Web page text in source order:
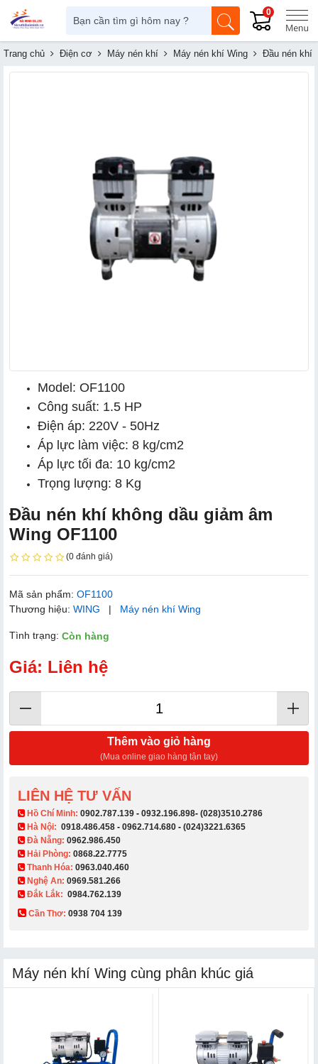
0
Trang chủ Điện cơ Máy nén khí Máy nén khí Wing Đầu nén khí
Model: OF1100
Công suất: 1.5 HP
Điện áp: 220V - 50Hz
Áp lực làm việc: 8 kg/cm2
Áp lực tối đa: 10 kg/cm2
Trọng lượng: 8 Kg
Đầu nén khí không dầu giảm âm
Wing OF1100
(0 đánh giá)
Mã sản phẩm: OF1100
Thương hiệu: WING | Máy nén khí Wing
Tình trạng: Còn hàng
Giá: Liên hệ
Thêm vào giỏ hàng
(Mua online giao hàng tận tay)
LIÊN HỆ TƯ VẤN
​ Hồ Chí Minh: 0902.787.139 - 0932.196.898- (028)3510.2786
Hà Nội: 0918.486.458 - 0962.714.680 - (024)3221.6365
Đà Nẵng: 0962.986.450
Hải Phòng: 0868.22.7775
Thanh Hóa: 0963.040.460
Nghệ An: 0969.581.266
Đắk Lắk: 0984.762.139
Cần Thơ: 0938 704 139​
Máy nén khí Wing cùng phân khúc giá